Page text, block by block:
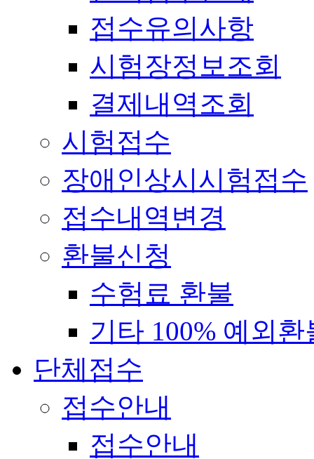
접수유의사항
시험장정보조회
결제내역조회
시험접수
장애인상시시험접수
접수내역변경
환불신청
수험료 환불
기타 100% 예외환
단체접수
접수안내
접수안내